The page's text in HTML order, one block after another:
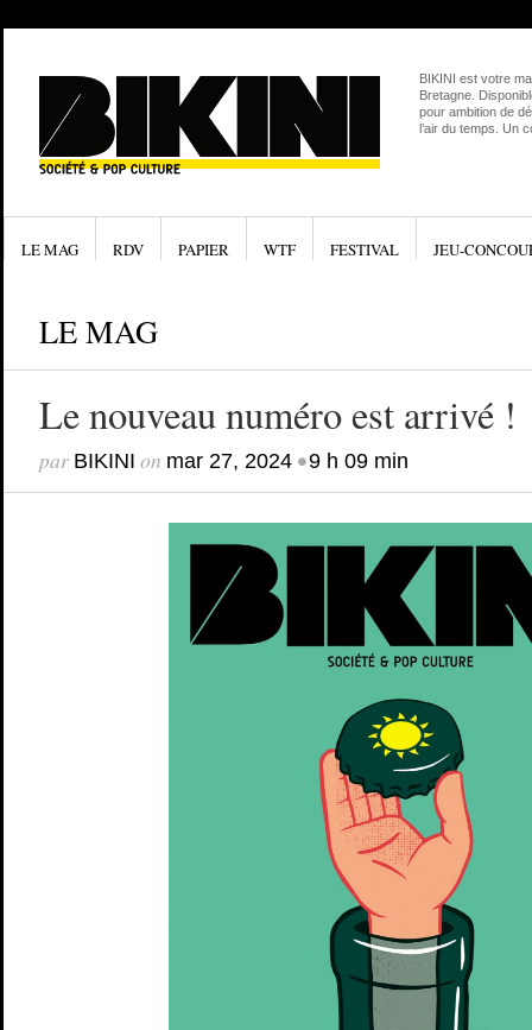
BIKINI est votre
Bretagne.
pour ambition de
l’air du temps. Un
LE MAG RDV PAPIER WTF FESTIVAL JEU-
LE MAG
Le nouveau numéro est arrivé !
par BIKINI on mar 27, 2024•9 h 09 min